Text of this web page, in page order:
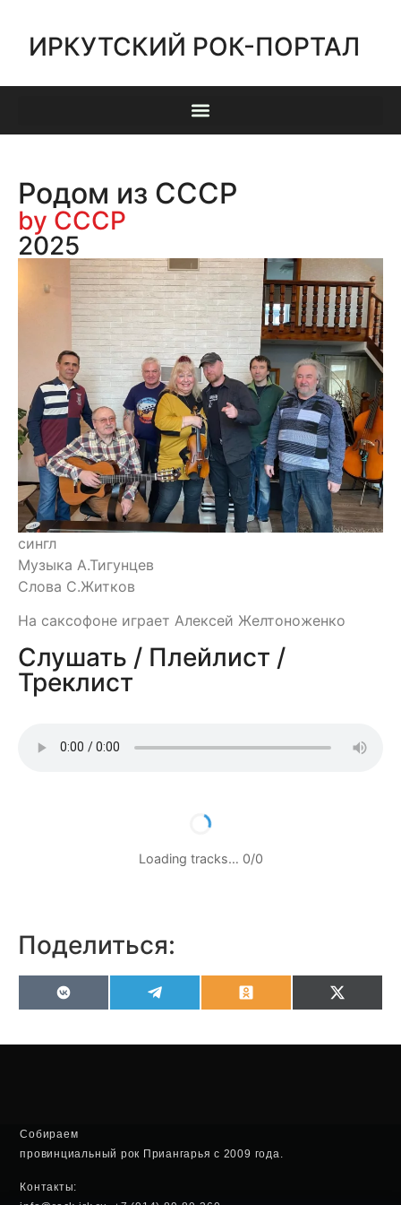
ИРКУТСКИЙ РОК-ПОРТАЛ
Родом из СССР
by СССР
2025
сингл
Музыка А.Тигунцев
Слова С.Житков
На саксофоне играет Алексей Желтоноженко
Слушать / Плейлист /
Треклист
Loading tracks… 0/0
Поделиться:
VK OdnoklassnikiX
Собираем
провинциальный рок Приангарья с 2009 года.
Контакты: